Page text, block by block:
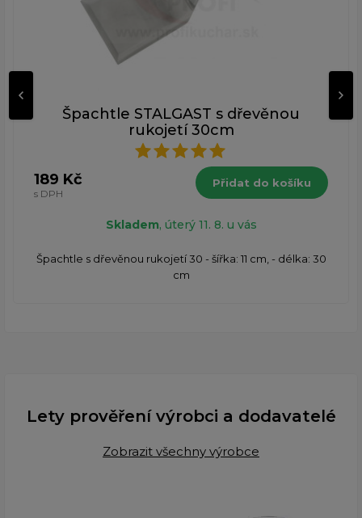
Špachtle STALGAST s dřevěnou
rukojetí 30cm
189 Kč
s DPH
Přidat do košíku
Skladem, úterý 11. 8. u vás
​Špachtle s dřevěnou rukojetí 30 - šířka: 11 cm, - délka: 30
cm
Lety prověření výrobci a dodavatelé
Zobrazit všechny výrobce